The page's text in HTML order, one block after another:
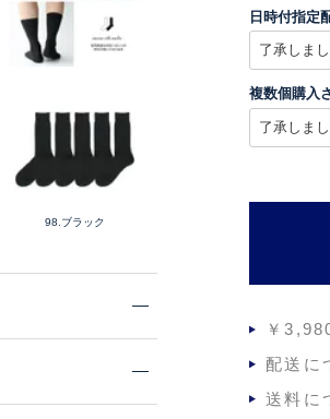
98.ブラック
日時付指定
複数個購入
￥
配送に
送料に